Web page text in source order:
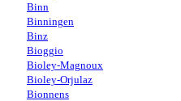
Binn
Binningen
Binz
Bioggio
Bioley-Magnoux
Bioley-Orjulaz
Bionnens